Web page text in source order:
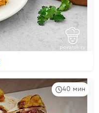
40 мин